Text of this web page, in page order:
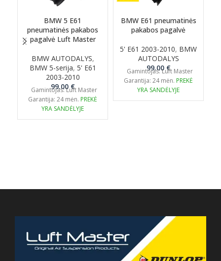
BMW 5 E61
pneumatinės pakabos
pagalvė Luft Master
BMW AUTODALYS,
BMW 5-serija, 5' E61
2003-2010
99.00 €
Gamintojas: Luft Master
Garantija: 24 mėn. PREKĖ
YRA SANDĖLYJE
BMW E61 pneumatinės
pakabos pagalvė
5' E61 2003-2010, BMW
AUTODALYS
99.00 €
Gamintojas: Luft Master
Garantija: 24 mėn. PREKĖ
YRA SANDĖLYJE